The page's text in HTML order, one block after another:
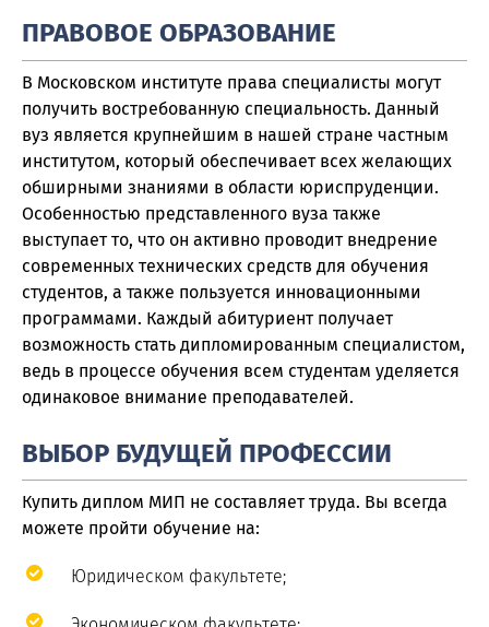
ПРАВОВОЕ ОБРАЗОВАНИЕ
В Московском институте права специалисты могут
получить востребованную специальность. Данный
вуз является крупнейшим в нашей стране частным
институтом, который обеспечивает всех желающих
обширными знаниями в области юриспруденции.
Особенностью представленного вуза также
выступает то, что он активно проводит внедрение
современных технических средств для обучения
студентов, а также пользуется инновационными
программами. Каждый абитуриент получает
возможность стать дипломированным специалистом,
ведь в процессе обучения всем студентам уделяется
одинаковое внимание преподавателей.
ВЫБОР БУДУЩЕЙ ПРОФЕССИИ
Купить диплом МИП не составляет труда. Вы всегда
можете пройти обучение на:
Юридическом факультете;